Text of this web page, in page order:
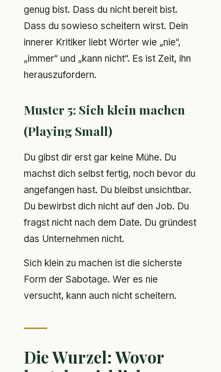
genug bist. Dass du nicht bereit bist.
Dass du sowieso scheitern wirst. Dein
innerer Kritiker liebt Wörter wie „nie“,
„immer“ und „kann nicht“. Es ist Zeit, ihn
herauszufordern.
Muster 5: Sich klein machen
(Playing Small)
Du gibst dir erst gar keine Mühe. Du
machst dich selbst fertig, noch bevor du
angefangen hast. Du bleibst unsichtbar.
Du bewirbst dich nicht auf den Job. Du
fragst nicht nach dem Date. Du gründest
das Unternehmen nicht.
Sich klein zu machen ist die sicherste
Form der Sabotage. Wer es nie
versucht, kann auch nicht scheitern.
Die Wurzel: Wovor